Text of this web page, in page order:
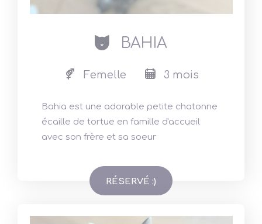
cat BAHIA
Femelle 3 mois
Bahia est une adorable petite chatonne
écaille de tortue en famille d'accueil
avec son frère et sa soeur